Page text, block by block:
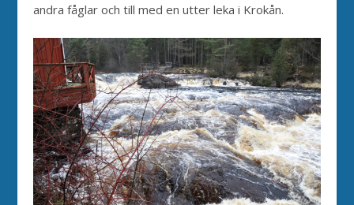
andra fåglar och till med en utter leka i Krokån.